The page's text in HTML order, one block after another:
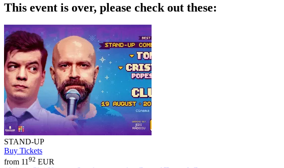
This event is over, please check out these:
STAND-UP
Buy Tickets
from 11 92 EUR